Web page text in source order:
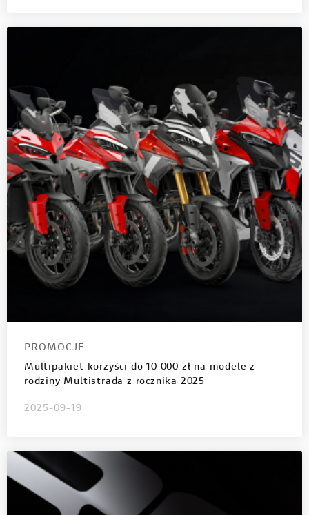
PROMOCJE
Multipakiet korzyści do 10 000 zł na modele z
rodziny Multistrada z rocznika 2025
2025-09-19